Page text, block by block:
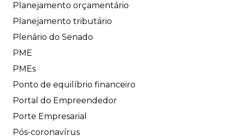
Planejamento orçamentário
Planejamento tributário
Plenário do Senado
PME
PMEs
Ponto de equilíbrio financeiro
Portal do Empreendedor
Porte Empresarial
Pós-coronavírus